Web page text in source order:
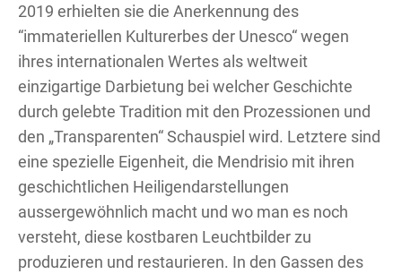
2019 erhielten sie die Anerkennung des
“immateriellen Kulturerbes der Unesco“ wegen
ihres internationalen Wertes als weltweit
einzigartige Darbietung bei welcher Geschichte
durch gelebte Tradition mit den Prozessionen und
den „Transparenten“ Schauspiel wird. Letztere sind
eine spezielle Eigenheit, die Mendrisio mit ihren
geschichtlichen Heiligendarstellungen
aussergewöhnlich macht und wo man es noch
versteht, diese kostbaren Leuchtbilder zu
produzieren und restaurieren. In den Gassen des